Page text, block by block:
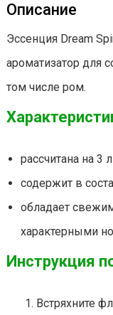
Описание
Эссенция Dream
ароматизатор для
том числе ром.
рассчитана на 3
содержит в
обладает
характерными
Инструкция
Встряхните